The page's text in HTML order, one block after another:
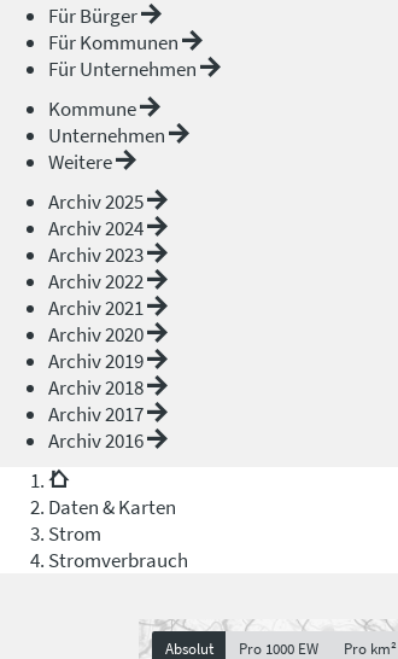
Für Bürger
Für Kommunen
Für Unternehmen
Kommune
Unternehmen
Weitere
Archiv 2025
Archiv 2024
Archiv 2023
Archiv 2022
Archiv 2021
Archiv 2020
Archiv 2019
Archiv 2018
Archiv 2017
Archiv 2016
Daten & Karten
Strom
Stromverbrauch
Absolut Pro 1000 EW Pro km²